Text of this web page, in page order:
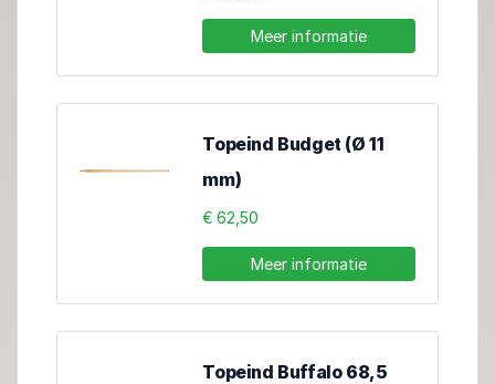
Meer informatie
Topeind Budget (Ø 11
mm)
€ 62,50
Meer informatie
Topeind Buffalo 68,5